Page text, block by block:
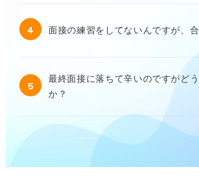
4 面接の練習をしてないんですが、
5
最終面接に落ちて辛いのですがど
か？